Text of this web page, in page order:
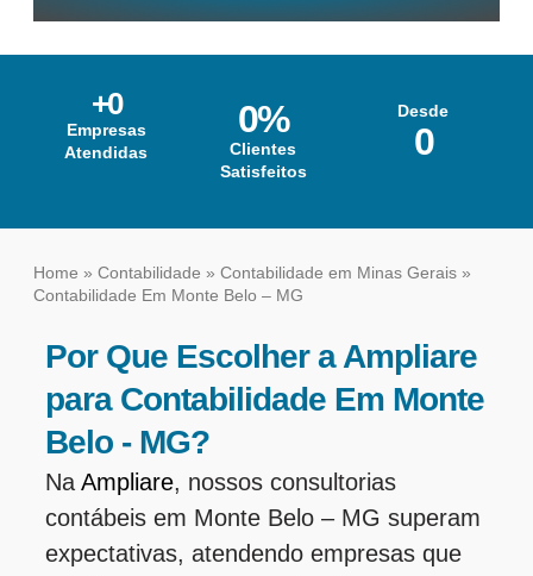
+0
Empresas
Atendidas
0%
Clientes
Satisfeitos
Desde
0
Home » Contabilidade » Contabilidade em Minas Gerais »
Contabilidade Em Monte Belo – MG
Por Que Escolher a Ampliare
para Contabilidade Em Monte
Belo - MG?
Na Ampliare, nossos consultorias
contábeis em Monte Belo – MG superam
expectativas, atendendo empresas que